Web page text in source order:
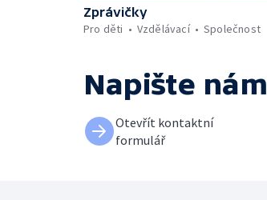
Zprávičky
Pro děti
Vzdělávací Společnost
Napište nám
Otevřít kontaktní
formulář